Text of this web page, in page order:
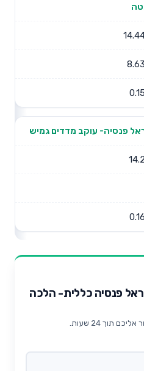
פנסיה- עוקב מדדים גמיש
הראל פנסיה כללית- הלכה
תוך 24 שעות.